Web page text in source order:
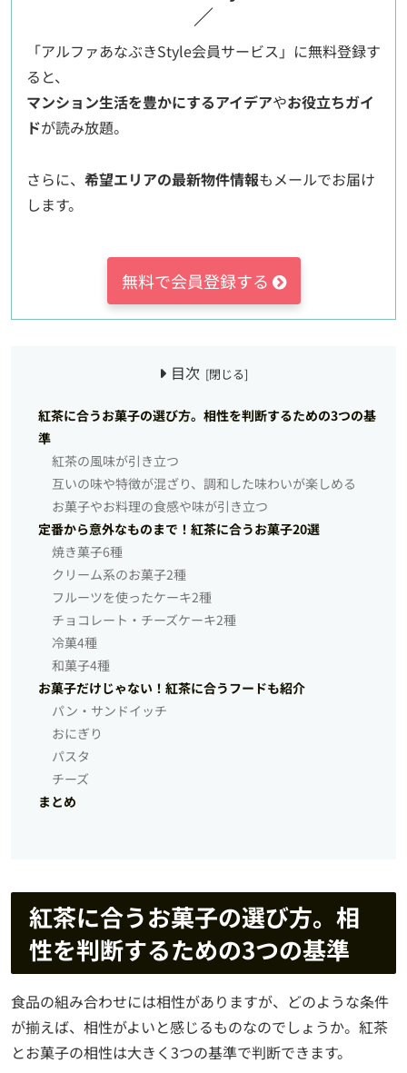
／
「アルファあなぶきStyle会員サービス」に無料登録す
ると、
マンション生活を豊かにするアイデアやお役立ちガイ
ドが読み放題。
さらに、 希望エリアの最新物件情報もメールでお届け
します。
無料で会員登録する
目次
紅茶に合うお菓子の選び方。相性を判断するための3つの基
準
紅茶の風味が引き立つ
互いの味や特徴が混ざり、調和した味わいが楽しめる
お菓子やお料理の食感や味が引き立つ
定番から意外なものまで！紅茶に合うお菓子20選
焼き菓子6種
クリーム系のお菓子2種
フルーツを使ったケーキ2種
チョコレート・チーズケーキ2種
冷菓4種
和菓子4種
お菓子だけじゃない！紅茶に合うフードも紹介
パン・サンドイッチ
おにぎり
パスタ
チーズ
まとめ
紅茶に合うお菓子の選び方。相
性を判断するための3つの基準
食品の組み合わせには相性がありますが、どのような条件
が揃えば、相性がよいと感じるものなのでしょうか。紅茶
とお菓子の相性は大きく3つの基準で判断できます。